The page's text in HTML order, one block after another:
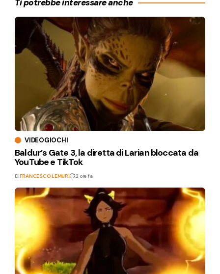
Ti potrebbe interessare anche
VIDEOGIOCHI
Baldur’s Gate 3, la diretta di Larian bloccata da
YouTube e TikTok
DiFRANCESCO LEMURI 12 ore fa